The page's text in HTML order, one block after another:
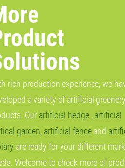
rich production experience, we
a variety of artificial
Our artificial hedge , artificial
garden, artificial fence and
are ready for your different
Welcome to check more of